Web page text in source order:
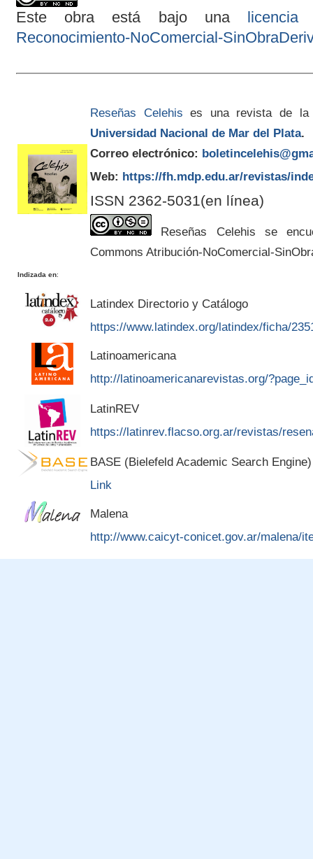
Este obra está bajo una
Reconocimiento-NoComercial-
Reseñas Celehis es una revista de la
Universidad Nacional de Mar del Plata.
Correo electrónico:
Web: https://fh.mdp.edu.ar/revistas/
ISSN 2362-5031(en línea)
Reseñas Celehis se
Commons Atribución-NoComercial-
Indizada en:
Latindex Directorio y Catálogo
https://www.latindex.org/latindex/ficha/
Latinoamericana
http://latinoamericanarevistas.org/
LatinREV
https://latinrev.flacso.org.ar/revistas/
BASE (Bielefeld Academic Search Engine)
Link
Malena
http://www.caicyt-conicet.gov.ar/malena/